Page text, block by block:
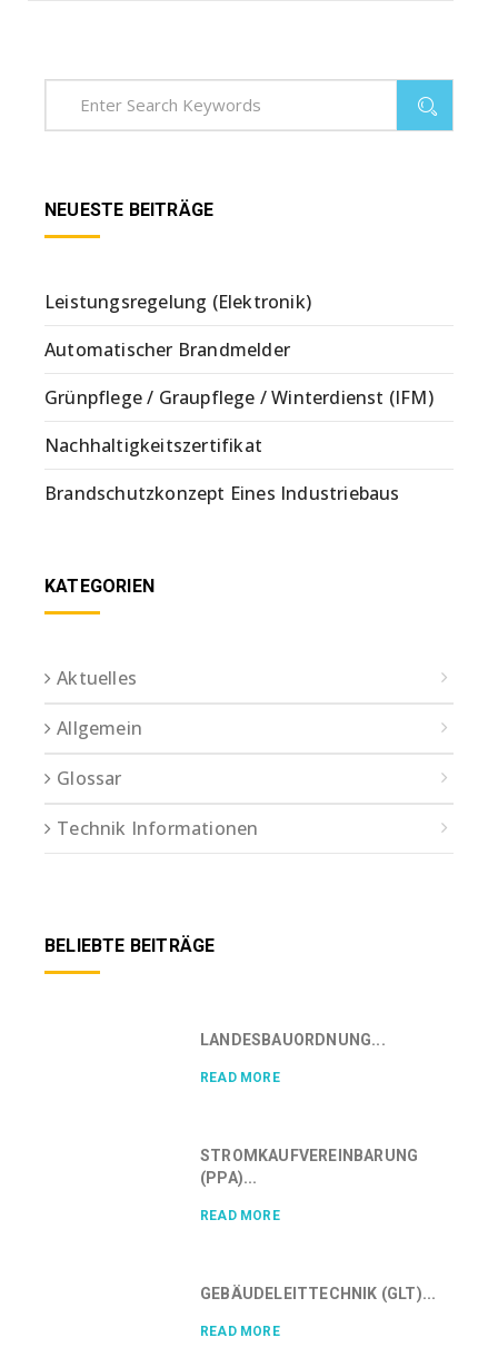
NEUESTE BEITRÄGE
Leistungsregelung (Elektronik)
Automatischer Brandmelder
Grünpflege / Graupflege / Winterdienst (IFM)
Nachhaltigkeitszertifikat
Brandschutzkonzept Eines Industriebaus
KATEGORIEN
Aktuelles
Allgemein
Glossar
Technik Informationen
BELIEBTE BEITRÄGE
LANDESBAUORDNUNG...
READ MORE
STROMKAUFVEREINBARUNG
(PPA)...
READ MORE
GEBÄUDELEITTECHNIK (GLT)...
READ MORE